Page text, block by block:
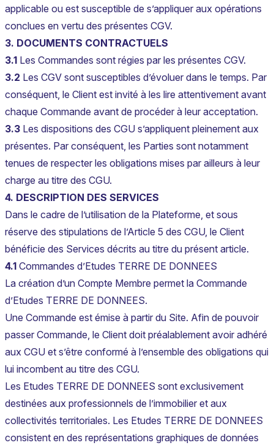
applicable ou est susceptible de s’appliquer aux opérations
conclues en vertu des présentes CGV.
3. DOCUMENTS CONTRACTUELS
3.1 Les Commandes sont régies par les présentes CGV.
3.2 Les CGV sont susceptibles d’évoluer dans le temps. Par
conséquent, le Client est invité à les lire attentivement avant
chaque Commande avant de procéder à leur acceptation.
3.3 Les dispositions des CGU s’appliquent pleinement aux
présentes. Par conséquent, les Parties sont notamment
tenues de respecter les obligations mises par ailleurs à leur
charge au titre des CGU.
4. DESCRIPTION DES SERVICES
Dans le cadre de l’utilisation de la Plateforme, et sous
réserve des stipulations de l’Article 5 des CGU, le Client
bénéficie des Services décrits au titre du présent article.
4.1 Commandes d’Etudes TERRE DE DONNEES
La création d’un Compte Membre permet la Commande
d’Etudes TERRE DE DONNEES.
Une Commande est émise à partir du Site. Afin de pouvoir
passer Commande, le Client doit préalablement avoir adhéré
aux CGU et s’être conformé à l’ensemble des obligations qui
lui incombent au titre des CGU.
Les Etudes TERRE DE DONNEES sont exclusivement
destinées aux professionnels de l’immobilier et aux
collectivités territoriales. Les Etudes TERRE DE DONNEES
consistent en des représentations graphiques de données